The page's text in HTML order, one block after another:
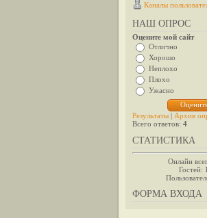
Каналы
НАШ ОПРОС
Оцените мой сайт
Отлично
Хорошо
Неплохо
Плохо
Ужасно
Результаты | Архив
Всего ответов: 4
СТАТИСТИКА
Онлайн
Гостей: 1
ФОРМА ВХОДА